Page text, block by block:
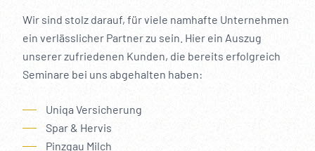
Wir sind stolz darauf, für viele namhafte Unternehmen
ein verlässlicher Partner zu sein. Hier ein Auszug
unserer zufriedenen Kunden, die bereits erfolgreich
Seminare bei uns abgehalten haben:
Uniqa Versicherung
Spar & Hervis
Pinzgau Milch